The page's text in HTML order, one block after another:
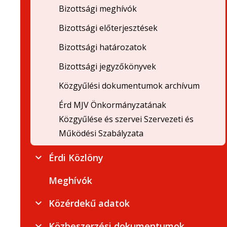
Bizottsági meghívók
Bizottsági előterjesztések
Bizottsági határozatok
Bizottsági jegyzőkönyvek
Közgyűlési dokumentumok archívum
Érd MJV Önkormányzatának
Közgyűlése és szervei Szervezeti és
Működési Szabályzata
Érdi Közlöny
Meghívók
Közérdekű adatok